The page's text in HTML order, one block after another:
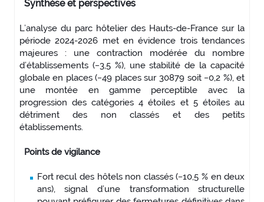
Synthèse et perspectives
L’analyse du parc hôtelier des Hauts-de-France sur la
période 2024-2026 met en évidence trois tendances
majeures : une contraction modérée du nombre
d’établissements (−3,5 %), une stabilité de la capacité
globale en places (−49 places sur 30879 soit −0,2 %), et
une montée en gamme perceptible avec la
progression des catégories 4 étoiles et 5 étoiles au
détriment des non classés et des petits
établissements.
Points de vigilance
Fort recul des hôtels non classés (−10,5 % en deux
ans), signal d’une transformation structurelle